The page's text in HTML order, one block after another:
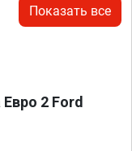
Показать все
2 Ford